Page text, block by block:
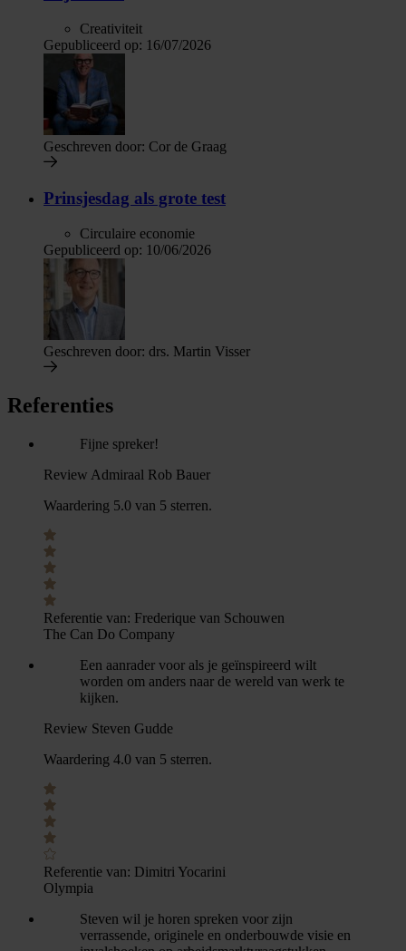
Creativiteit
Gepubliceerd op: 16/07/2026
Geschreven door: Cor de Graag
Prinsjesdag als grote test
Circulaire economie
Gepubliceerd op: 10/06/2026
Geschreven door: drs. Martin Visser
Referenties
Fijne spreker!
Review Admiraal Rob Bauer
Waardering 5.0 van 5 sterren.
Referentie van: Frederique van Schouwen
The Can Do Company
Een aanrader voor als je geïnspireerd wilt
worden om anders naar de wereld van werk te
kijken.
Review Steven Gudde
Waardering 4.0 van 5 sterren.
Referentie van: Dimitri Yocarini
Olympia
Steven wil je horen spreken voor zijn
verrassende, originele en onderbouwde visie en